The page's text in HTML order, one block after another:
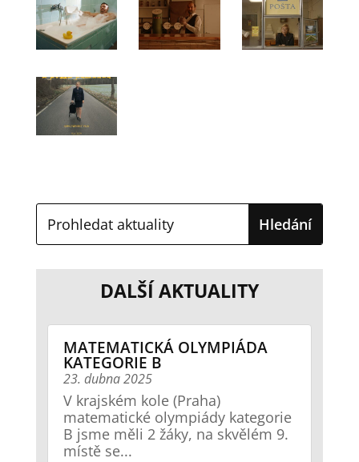
DALŠÍ AKTUALITY
MATEMATICKÁ OLYMPIÁDA
KATEGORIE B
23. dubna 2025
V krajském kole (Praha)
matematické olympiády kategorie
B jsme měli 2 žáky, na skvělém 9.
místě se...